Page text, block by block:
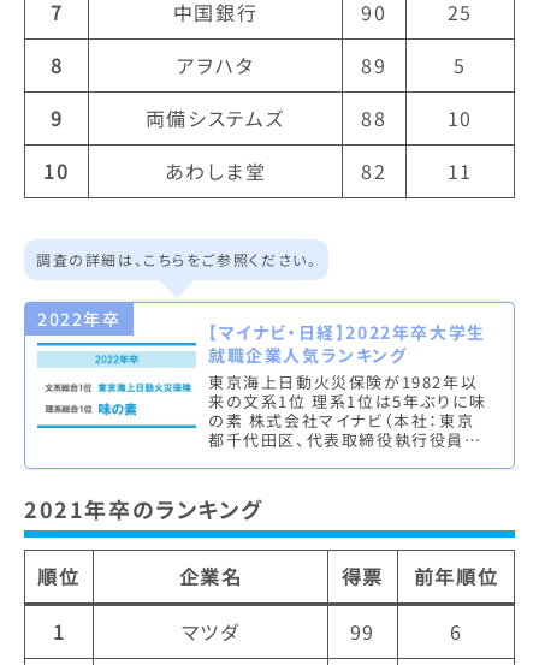
7 中国銀行 90
25
8
アヲハタ 89
5
9
両備システムズ 88
10
10
あわしま堂 82 11
調査の詳細は、こちらをご参照ください。
2022年卒
【マイナビ・日経】2022年卒大学生
就職企業人気ランキング
東京海上日動火災保険が1982年以
来の文系1位 理系1位は5年ぶりに味
の素 株式会社マイナビ（本社：東京
都千代田区、代表取締役執行役員：
2021年卒のランキング
順位 企業名 得票
前年順位
1
マツダ 99
6